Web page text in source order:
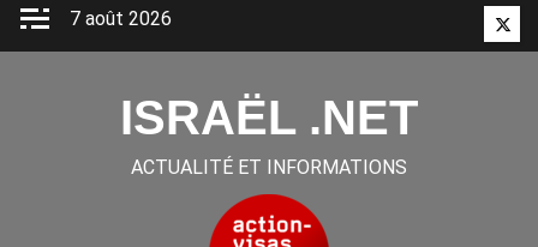
Aller
7 août 2026
ISRAËL .NET
ACTUALITÉ ET INFORMATIONS